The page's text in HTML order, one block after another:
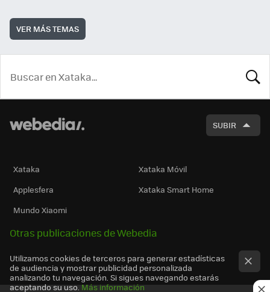
VER MÁS TEMAS
SUBIR
Xataka
Xataka Móvil
Applesfera
Xataka Smart Home
Mundo Xiaomi
Otras publicaciones de Webedia
Utilizamos cookies de terceros para generar estadísticas
de audiencia y mostrar publicidad personalizada
analizando tu navegación. Si sigues navegando estarás
aceptando su uso. Más información